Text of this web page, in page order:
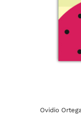
Ovidio